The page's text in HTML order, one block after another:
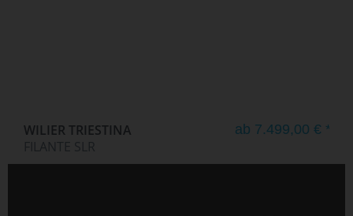
WILIER TRIESTINA
FILANTE SLR
ab 7.499,00 € *